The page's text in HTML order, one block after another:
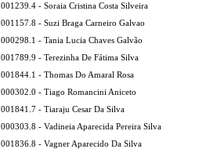
001239.4 - Soraia Cristina Costa Silveira
001157.8 - Suzi Braga Carneiro Galvao
000298.1 - Tania Lucia Chaves Galvão
001789.9 - Terezinha De Fátima Silva
001844.1 - Thomas Do Amaral Rosa
000302.0 - Tiago Romancini Aniceto
001841.7 - Tiaraju Cesar Da Silva
000303.8 - Vadineia Aparecida Pereira Silva
001836.8 - Vagner Aparecido Da Silva